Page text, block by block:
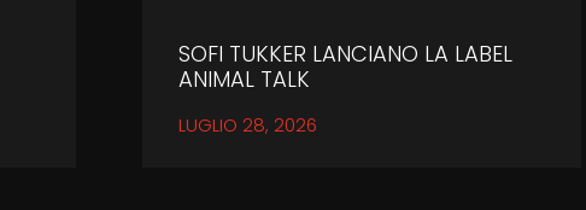
SOFI TUKKER LANCIANO LA LABEL
ANIMAL TALK
LUGLIO 28, 2026